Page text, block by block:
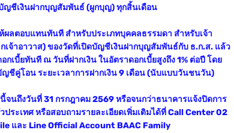
บัญชีเงินฝากบุญสัมพันธ์ (ผูกบุญ) ทุกสิ้นเดือน
ลตอบแทนทันที สำหรับประเภทบุคคลธรรมดา สำหรับเจ้า
เจ้าอาวาส) ของวัดที่เปิดบัญชีเงินฝากบุญสัมพันธ์กับ ธ.ก.ส. แล้ว
เบี้ยทันที ณ วันที่ฝากเงิน ในอัตราดอกเบี้ยสูงถึง 1% ต่อปี โดย
ชีคู่โอน ระยะเวลาการฝากเงิน 9 เดือน (นับแบบวันชนวัน)
นถึงวันที่ 31 กรกฎาคม 2569 หรือจนกว่าธนาคารแจ้งปิดการ
ะเทศ หรือสอบถามรายละเอียดเพิ่มเติมได้ที่ Call Center 02
และ Line Official Account BAAC Family